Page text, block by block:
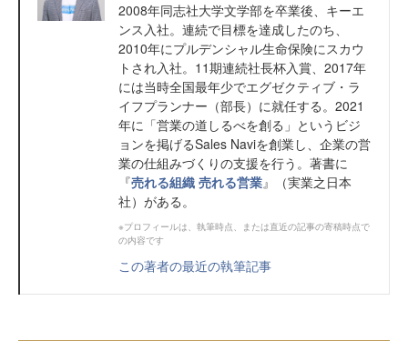
2008年同志社大学文学部を卒業後、キーエ
ンス入社。連続で目標を達成したのち、
2010年にプルデンシャル生命保険にスカウ
トされ入社。11期連続社長杯入賞、2017年
には当時全国最年少でエグゼクティブ・ラ
イフプランナー（部長）に就任する。2021
年に「営業の道しるべを創る」というビジ
ョンを掲げるSales Naviを創業し、企業の営
業の仕組みづくりの支援を行う。著書に
『売れる組織 売れる営業』（実業之日本
社）がある。
※プロフィールは、執筆時点、または直近の記事の寄稿時点で
の内容です
この著者の最近の執筆記事